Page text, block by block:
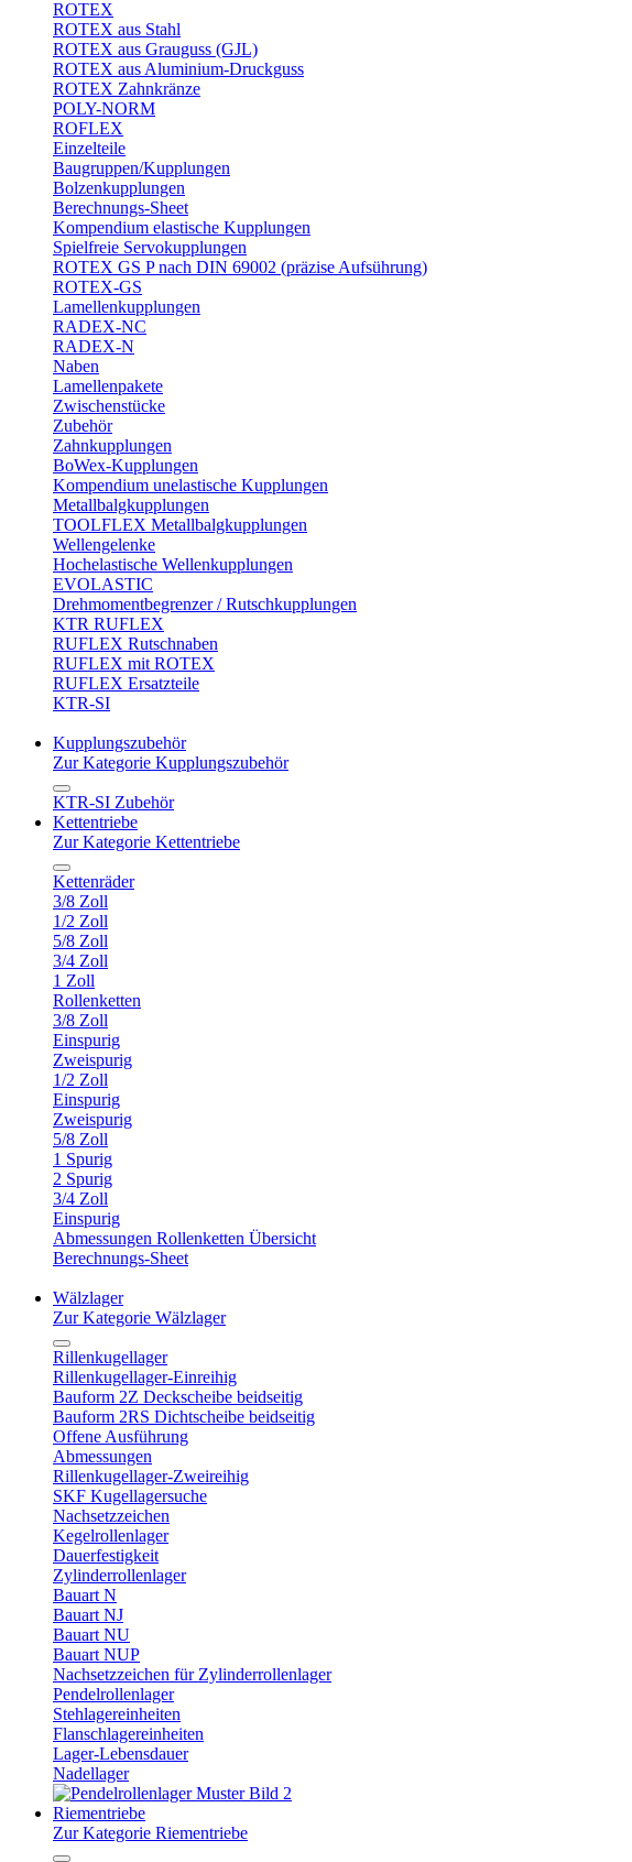
ROTEX
ROTEX aus Stahl
ROTEX aus Grauguss (GJL)
ROTEX aus Aluminium-Druckguss
ROTEX Zahnkränze
POLY-NORM
ROFLEX
Einzelteile
Baugruppen/Kupplungen
Bolzenkupplungen
Berechnungs-Sheet
Kompendium elastische Kupplungen
Spielfreie Servokupplungen
ROTEX GS P nach DIN 69002 (präzise Aufsührung)
ROTEX-GS
Lamellenkupplungen
RADEX-NC
RADEX-N
Naben
Lamellenpakete
Zwischenstücke
Zubehör
Zahnkupplungen
BoWex-Kupplungen
Kompendium unelastische Kupplungen
Metallbalgkupplungen
TOOLFLEX Metallbalgkupplungen
Wellengelenke
Hochelastische Wellenkupplungen
EVOLASTIC
Drehmomentbegrenzer / Rutschkupplungen
KTR RUFLEX
RUFLEX Rutschnaben
RUFLEX mit ROTEX
RUFLEX Ersatzteile
KTR-SI
Kupplungszubehör
Zur Kategorie Kupplungszubehör
KTR-SI Zubehör
Kettentriebe
Zur Kategorie Kettentriebe
Kettenräder
3/8 Zoll
1/2 Zoll
5/8 Zoll
3/4 Zoll
1 Zoll
Rollenketten
3/8 Zoll
Einspurig
Zweispurig
1/2 Zoll
Einspurig
Zweispurig
5/8 Zoll
1 Spurig
2 Spurig
3/4 Zoll
Einspurig
Abmessungen Rollenketten Übersicht
Berechnungs-Sheet
Wälzlager
Zur Kategorie Wälzlager
Rillenkugellager
Rillenkugellager-Einreihig
Bauform 2Z Deckscheibe beidseitig
Bauform 2RS Dichtscheibe beidseitig
Offene Ausführung
Abmessungen
Rillenkugellager-Zweireihig
SKF Kugellagersuche
Nachsetzzeichen
Kegelrollenlager
Dauerfestigkeit
Zylinderrollenlager
Bauart N
Bauart NJ
Bauart NU
Bauart NUP
Nachsetzzeichen für Zylinderrollenlager
Pendelrollenlager
Stehlagereinheiten
Flanschlagereinheiten
Lager-Lebensdauer
Nadellager
Riementriebe
Zur Kategorie Riementriebe